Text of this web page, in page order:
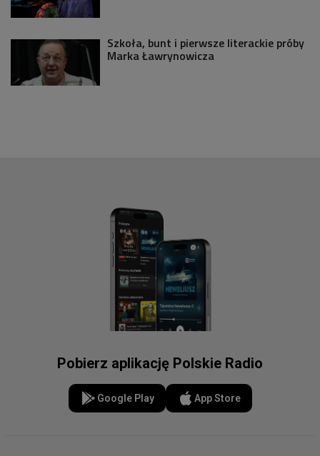
Szkoła, bunt i pierwsze literackie próby
Marka Ławrynowicza
Pobierz aplikację Polskie Radio
Google Play App Store